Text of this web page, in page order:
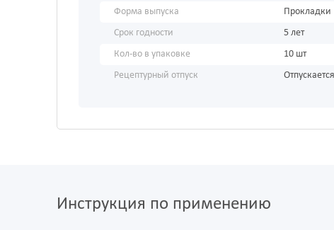
Форма выпуска
Прокладки
Срок годности
5 лет
Кол-во в упаковке
10 шт
Рецептурный отпуск
Инструкция по применению